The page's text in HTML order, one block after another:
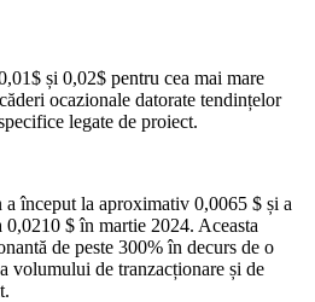
și 0,02$ pentru cea mai mare
ocazionale datorate tendințelor
legate de proiect.
început la aproximativ 0,0065 $ și a
0,0210 $ în martie 2024. Aceasta
de peste 300% în decurs de o
volumului de tranzacționare și de